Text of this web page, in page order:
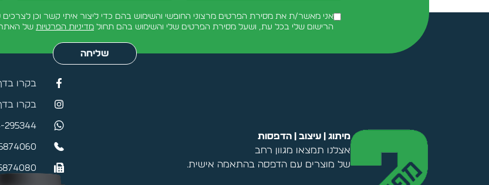
אני מאשר/ת את מסירת הפרטים מרצוני החופשי והשימוש בהם כדי ליצור איתי קשר וכן
הרישום שלי בכל עת, ושעל מסירת הפרטים שלי והשימוש בהם תחול מדיניות הפרטיות של
שליחה
מיתוג | עיצוב | הדפסות
אצלנו תמצאו מגוון רחב
של מוצרים עם הדפסה בהתאמה אישית.
בקרו
בקרו
295344